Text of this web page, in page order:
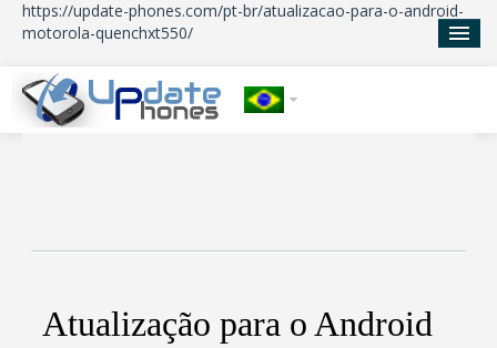
https://update-phones.com/pt-br/atualizacao-para-o-android-
motorola-quenchxt550/
Atualização para o Android